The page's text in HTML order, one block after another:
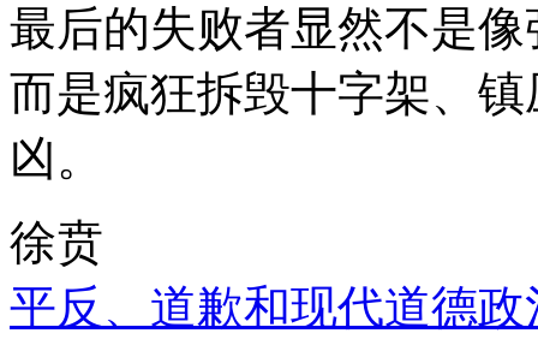
最后的失败者显然不是
而是疯狂拆毁十字架、
凶。
徐贲
平反、道歉和现代道德政